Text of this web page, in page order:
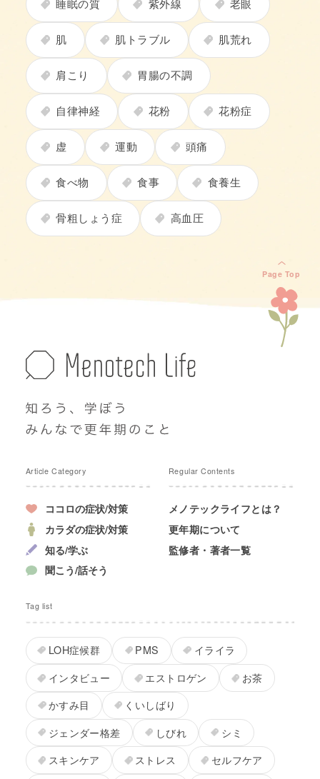
睡眠の質 紫外線 老眼
肌 肌トラブル 肌荒れ
肩こり 胃腸の不調
自律神経 花粉 花粉症
虚 運動 頭痛
食べ物 食事 食養生
骨粗しょう症 高血圧
Page Top
Article Category
ココロの症状/対策
カラダの症状/対策
知る/学ぶ
聞こう/話そう
Regular Contents
メノテックライフとは？
更年期について
監修者・著者一覧
Tag list
LOH症候群 PMS
イライラ
インタビュー
エストロゲン
お茶
かすみ目
くいしばり
ジェンダー格差
しびれ
シミ
スキンケア
ストレス
セルフケア